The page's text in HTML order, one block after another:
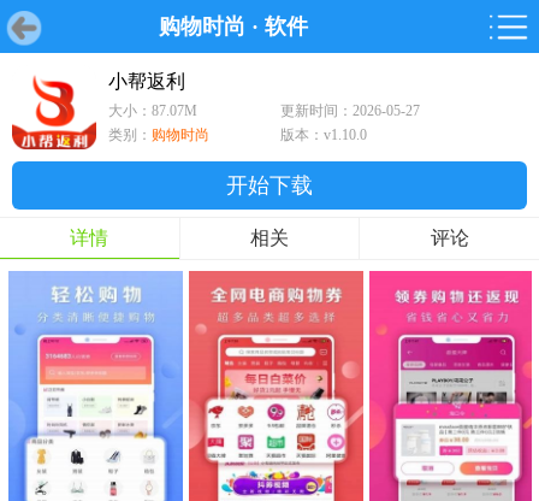
购物时尚 · 软件
首页 游戏
首页 游戏 软件 鸿蒙
游戏 软件
小帮返利
大小：87.07M
更新时间：2026-05-27
类别： 购物时尚 版本：v1.10.0
开始下载
详情 相关 评论